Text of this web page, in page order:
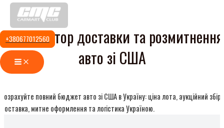
Перейти
вмісту
+380677012560
Main
Menu
Калькулятор доставки та розмитнення
авто зі США
Розрахуйте повний бюджет авто зі США в Україну: ціна лота, аукційний збір,
доставка, митне оформлення та логістика Україною.